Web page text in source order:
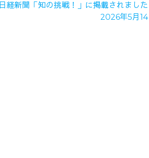
日経新聞「知の挑戦！」に掲載されました
2026年5月14